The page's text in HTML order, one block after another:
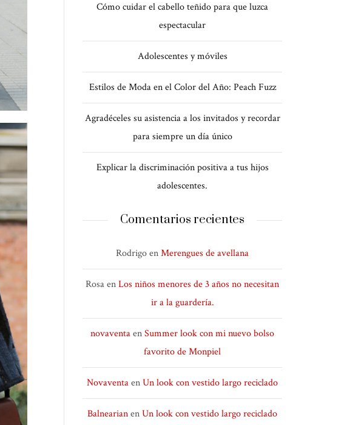
Cómo cuidar el cabello teñido para que luzca
espectacular
Adolescentes y móviles
Estilos de Moda en el Color del Año: Peach Fuzz
Agradéceles su asistencia a los invitados y recordar
para siempre un día único
Explicar la discriminación positiva a tus hijos
adolescentes.
Comentarios recientes
RodrigoenMerengues de avellana
RosaenLos niños menores de 3 años no necesitan
ir a la guardería.
novaventaenSummer look con mi nuevo bolso
favorito de Monpiel
NovaventaenUn look con vestido largo reciclado
BalnearianenUn look con vestido largo reciclado